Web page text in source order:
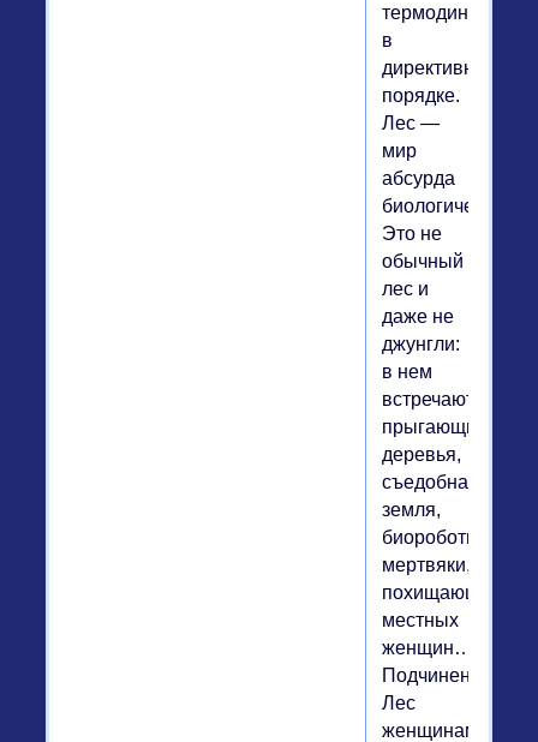
термодинамики
в
директивном
порядке.
Лес —
мир
абсурда
биологического.
Это не
обычный
лес и
даже не
джунгли:
в нем
встречаются
прыгающие
деревья,
съедобная
земля,
биороботы-
мертвяки,
похищающие
местных
женщин…
Подчинен
Лес
женщинам,